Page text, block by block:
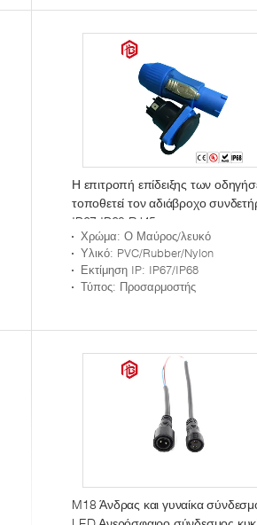
Η επιτροπή επίδειξης των
τοποθετεί τον αδιάβροχο
IP67 IP68 RJ45
Χρώμα: Ο Μαύρος/λευκό
Υλικό: PVC/Rubber/Nylon
Εκτίμηση IP: IP67/IP68
Τύπος: Προσαρμοστής
M18 Άνδρας και γυναίκα